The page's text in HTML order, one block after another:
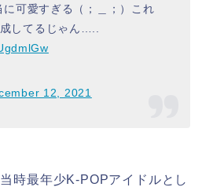
可愛すぎる（；＿；）これ
してるじゃん…..
12, 2021
時最年少K-POPアイドルとし